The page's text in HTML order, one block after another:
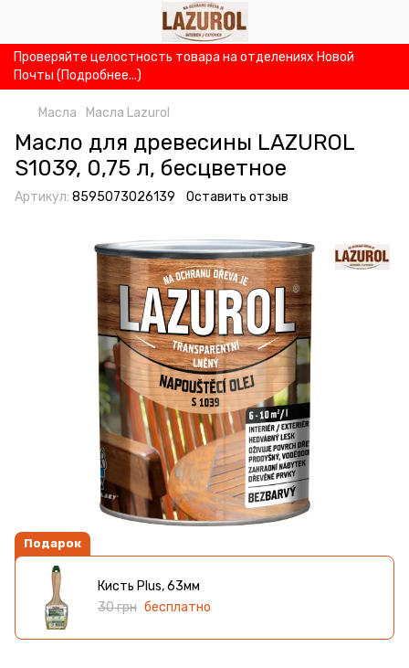
Проверяйте целостность товара на отделениях Новой
Почты (Подробнее...)
Масла Масла Lazurol
Масло для древесины LAZUROL
S1039, 0,75 л, бесцветное
Артикул: 8595073026139 Оставить отзыв
Подарок
Кисть Plus, 63мм
30 грн бесплатно